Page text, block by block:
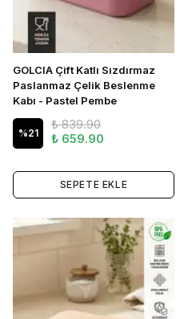
GOLCIA Çift Katlı Sızdırmaz
Paslanmaz Çelik Beslenme
Kabı - Pastel Pembe
%21
₺ 839.90
₺ 659.90
SEPETE EKLE